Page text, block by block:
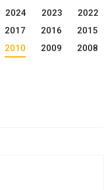
2024 2023
2022
2017 2016
2015
2010 2009
2008